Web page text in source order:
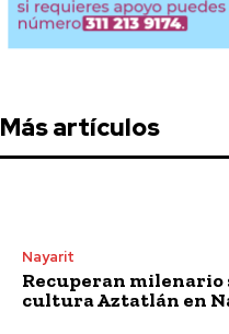
Más artículos
Nayarit
Recuperan
cultura Aztatlán en